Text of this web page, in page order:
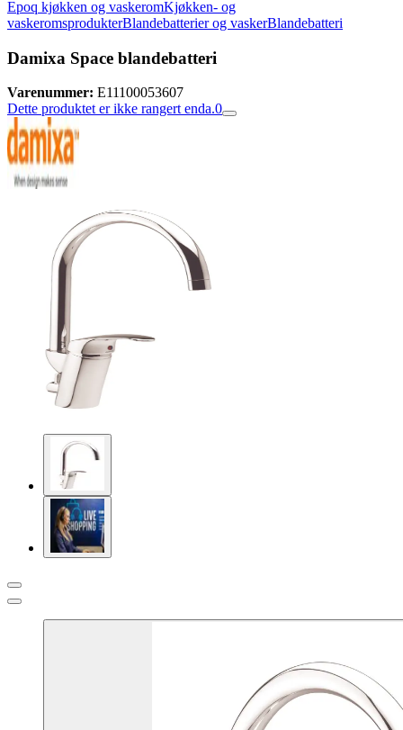
Epoq kjøkken og vaskeromKjøkken- og
vaskeromsprodukterBlandebatterier og vaskerBlandebatteri
Damixa Space blandebatteri
Varenummer: E11100053607
Dette produktet er ikke rangert enda.0